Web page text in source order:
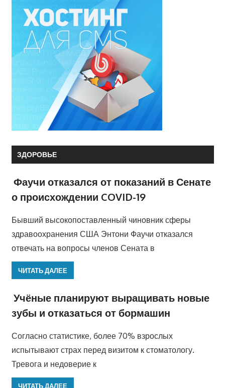
ЗДОРОВЬЕ
Фаучи отказался от показаний в Сенате
о происхождении COVID-19
Бывший высокопоставленный чиновник сферы
здравоохранения США Энтони Фаучи отказался
отвечать на вопросы членов Сената в
ЧИТАТЬ ДАЛЕЕ
Учёные планируют выращивать новые
зубы и отказаться от бормашин
Согласно статистике, более 70% взрослых
испытывают страх перед визитом к стоматологу.
Тревога и недоверие к
ЧИТАТЬ ДАЛЕЕ